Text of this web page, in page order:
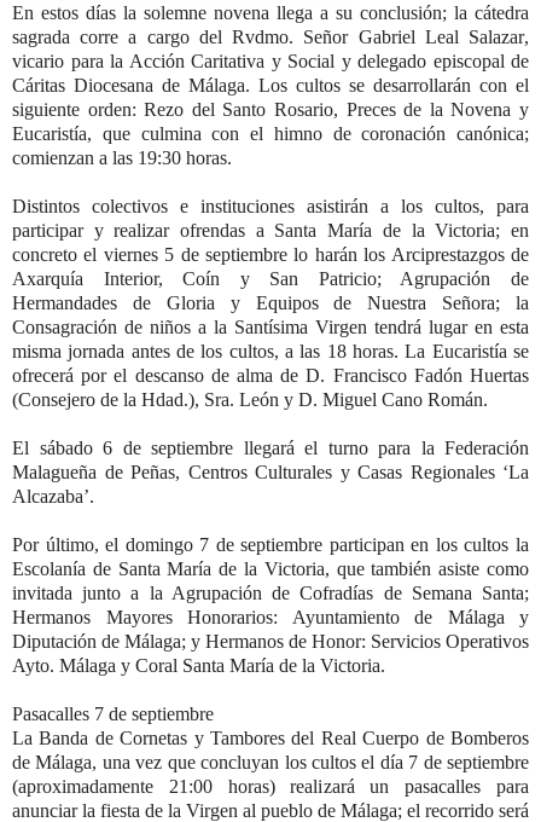
En estos días la solemne novena llega a su conclusión; la cátedra
sagrada corre a cargo del Rvdmo. Señor Gabriel Leal Salazar,
vicario para la Acción Caritativa y Social y delegado episcopal de
Cáritas Diocesana de Málaga. Los cultos se desarrollarán con el
siguiente orden: Rezo del Santo Rosario, Preces de la Novena y
Eucaristía, que culmina con el himno de coronación canónica;
comienzan a las 19:30 horas.
Distintos colectivos e instituciones asistirán a los cultos, para
participar y realizar ofrendas a Santa María de la Victoria; en
concreto el viernes 5 de septiembrelo harán los Arciprestazgos de
Axarquía Interior, Coín y San Patricio; Agrupación de
Hermandades de Gloria y Equipos de Nuestra Señora; la
Consagración de niños a la Santísima Virgen tendrá lugar en esta
misma jornada antes de los cultos, a las 18 horas. La Eucaristía se
ofrecerá por el descanso de alma de D. Francisco Fadón Huertas
(Consejero de la Hdad.), Sra. León y D. Miguel Cano Román.
El sábado 6 de septiembre llegará el turno para la Federación
Malagueña de Peñas, Centros Culturales y Casas Regionales ‘La
Alcazaba’.
Por último, el domingo 7 de septiembre participan en los cultos la
Escolanía de Santa María de la Victoria, que también asiste como
invitada junto a la Agrupación de Cofradías de Semana Santa;
Hermanos Mayores Honorarios: Ayuntamiento de Málaga y
Diputación de Málaga; y Hermanos de Honor: Servicios Operativos
Ayto. Málaga y Coral Santa María de la Victoria.
Pasacalles 7 de septiembre
La Banda de Cornetas y Tambores del Real Cuerpo de Bomberos
de Málaga, una vez que concluyan los cultos el día 7 de septiembre
(aproximadamente 21:00 horas) realizará un pasacalles para
anunciar la fiesta de la Virgen al pueblo de Málaga; el recorrido será